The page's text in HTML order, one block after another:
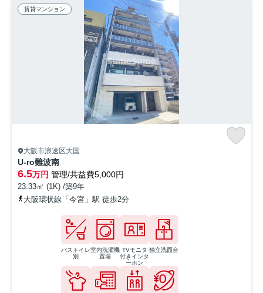
賃貸マンション
大阪市浪速区大国
U-ro難波南
6.5万円 管理/共益費5,000円
23.33㎡ (1K) /築9年
大阪環状線「今宮」駅 徒歩2分
バストイレ
別
室内洗濯機
置場
TVモニタ
付きインタ
ーホン
独立洗面台